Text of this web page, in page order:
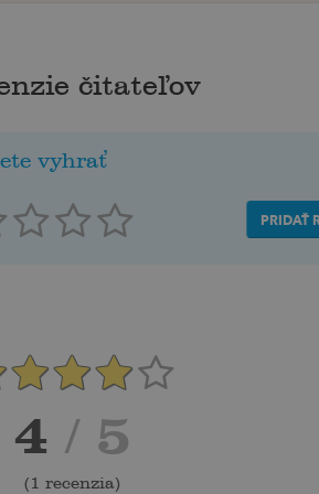
čitateľov
vyhrať
PRIDAŤ
4 / 5
(1 recenzia)